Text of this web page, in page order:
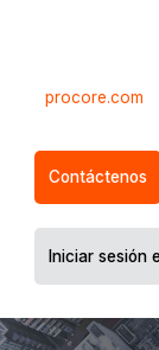
procore.com
Contáctenos
Iniciar sesión